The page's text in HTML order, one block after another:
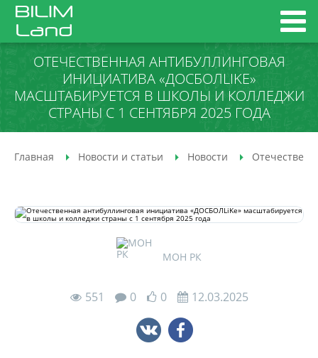
ОТЕЧЕСТВЕННАЯ АНТИБУЛЛИНГОВАЯ
ИНИЦИАТИВА «ДОСБОЛLIKE»
МАСШТАБИРУЕТСЯ В ШКОЛЫ И КОЛЛЕДЖИ
СТРАНЫ С 1 СЕНТЯБРЯ 2025 ГОДА
Главная Новости и статьи Новости
МОН РК
551 0 0 12.03.2025